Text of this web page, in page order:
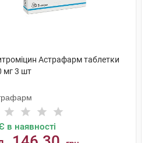
Астрафарм таблетки
мг 3 шт
в наявності